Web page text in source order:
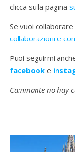
clicca sulla pagina
Se vuoi collaborare
collaborazioni e
Puoi seguirmi
facebook e
Caminante no hay